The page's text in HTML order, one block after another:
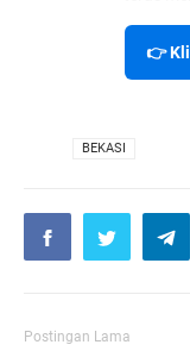
👉
BEKASI
Postingan Lama